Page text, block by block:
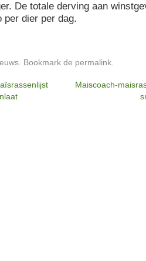
De totale derving aan
per dier per dag.
. Bookmark de permalink
Maiscoach-